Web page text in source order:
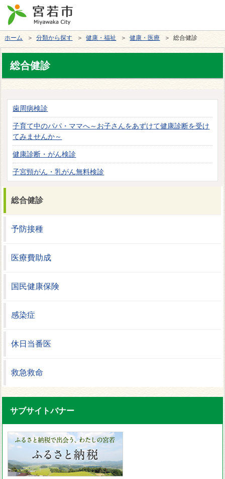
ホーム ＞分類から探す ＞健康・福祉 ＞健康・医療 ＞ 総合健診
総合健診
歯周病検診
子育て中のパパ・ママへ～お子さんをあずけて健康診断を受け
てみませんか～
健康診断・がん検診
子宮頸がん・乳がん無料検診
総合健診
予防接種
医療費助成
国民健康保険
感染症
休日当番医
救急救命
サブサイトバナー